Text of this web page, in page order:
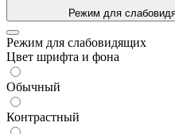
Режим для
Режим для слабовидящих
Цвет шрифта и фона
Обычный
Контрастный